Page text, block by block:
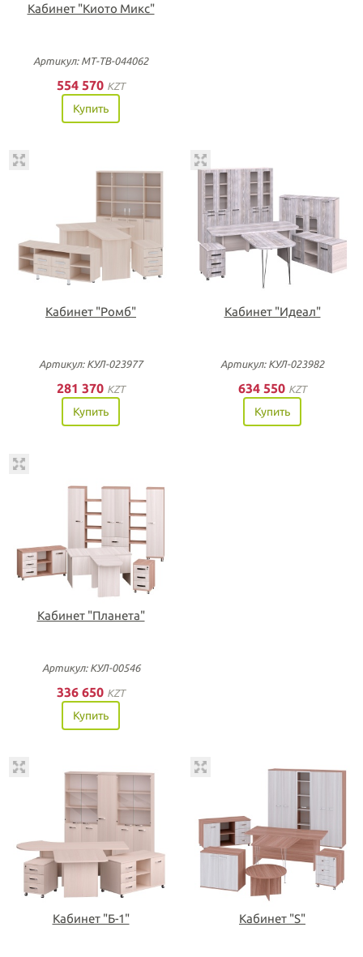
Кабинет "Киото Микс"
Артикул: МТ-ТВ-044062
554 570 KZT
Купить
Кабинет "Ромб"
Артикул: КУЛ-023977
281 370 KZT
Купить
Кабинет "Идеал"
Артикул: КУЛ-023982
634 550 KZT
Купить
Кабинет "Планета"
Артикул: КУЛ-00546
336 650 KZT
Купить
Кабинет "Б-1" Кабинет "S"